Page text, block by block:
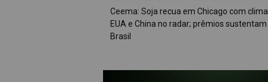
Ceema: Soja recua em Chicago com
EUA e China no radar; prêmios
Brasil